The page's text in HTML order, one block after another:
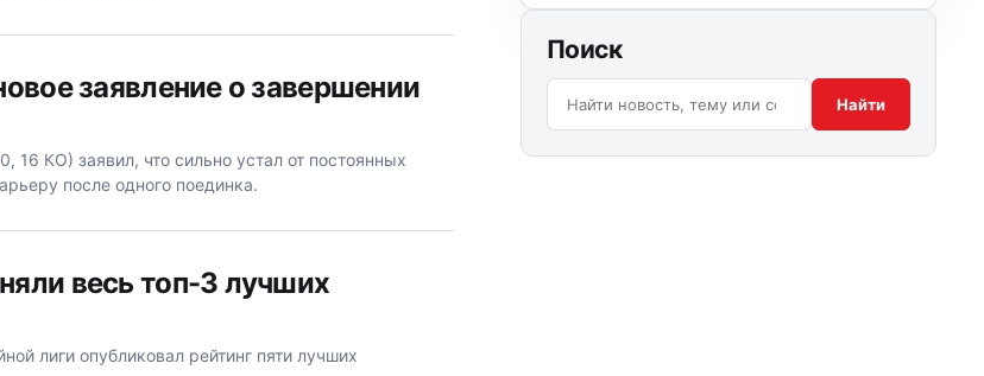
заявление о завершении
16 КО) заявил, что сильно устал от постоянных
после одного поединка.
весь топ-3 лучших
лиги опубликовал рейтинг пяти лучших
Поиск
Найти